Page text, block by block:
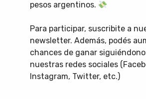
pesos argentinos.
Para participar, suscribite a
newsletter. Además, podés
chances de ganar
nuestras redes sociales
Instagram, Twitter, etc.)